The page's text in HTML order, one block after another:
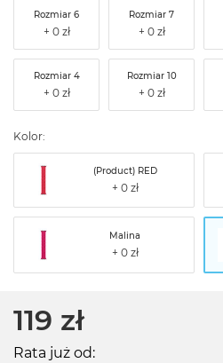
Rozmiar 6 Rozmiar 7
Rozmiar 4 Rozmiar 10
Kolor:
(Product) RED
Malina
119 zł
Rata już od: